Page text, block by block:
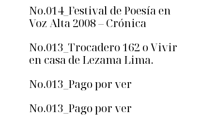
No.014_Festival de Poesía en
Voz Alta 2008 – Crónica
No.013_Trocadero 162 o Vivir
en casa de Lezama Lima.
No.013_Pago por ver
No.013_Pago por ver